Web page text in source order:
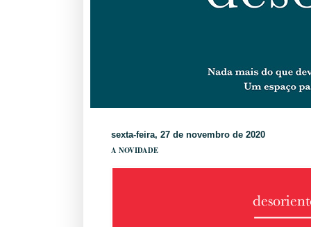
sexta-feira, 27 de novembro de 2020
A NOVIDADE